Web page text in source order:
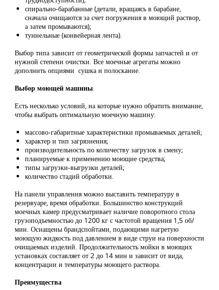
спирально-барабанные (детали, вращаясь в барабане,
сначала очищаются за счет погружения в моющий раствор,
а затем промываются);
туннельные (конвейерная лента).
Выбор типа зависит от геометрической формы запчастей и от
нужной степени очистки. Все моечные агрегаты можно
дополнить опциями сушка и полоскание.
Выбор моющей машины
Есть несколько условий, на которые нужно обратить внимание,
чтобы выбрать оптимальную моечную машину:
массово-габаритные характеристики промываемых деталей;
характер и тип загрязнения;
производительность по количеству загрузок в смену;
планируемые к применению моющие средства;
типы загрузки-выгрузки деталей;
количество стадий обработки.
На панели управления можно выставить температуру в
резервуаре, время обработки. Большинство конструкций
моечных камер предусматривает наличие поворотного стола
грузоподъемностью до 1200 кг с частотой вращения 1,5 об/
мин. Оснащены брандспойтами, подающими нагретую
моющую жидкость под давлением в виде струи на поверхности
очищаемых изделий. Продолжительность мойки в моющих
установках составляет от 2 до 14 мин и зависит от вида,
концентрации и температуры моющего раствора.
Преимущества